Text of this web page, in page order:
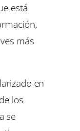
está
más
en
los
se